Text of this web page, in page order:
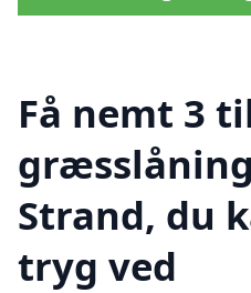
Få nemt 3
Strand, du
tryg ved